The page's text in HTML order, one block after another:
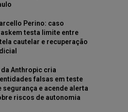
Perino: caso
testa limite entre
cautelar e recuperação
da Anthropic cria
falsas em teste
segurança e acende alerta
riscos de autonomia